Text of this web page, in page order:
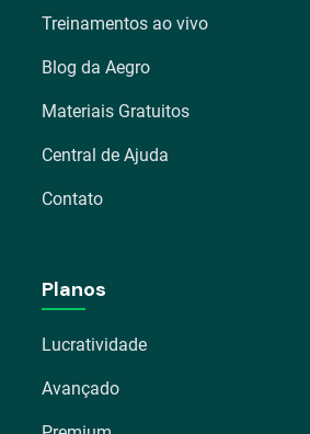
Treinamentos ao vivo
Blog da Aegro
Materiais Gratuitos
Central de Ajuda
Contato
Planos
Lucratividade
Avançado